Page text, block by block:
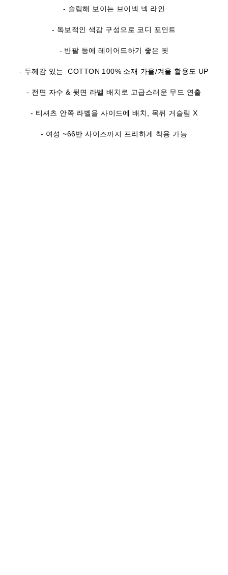
- 슬림해 보이는 브이넥 넥 라인
- 독보적인 색감 구성으로 코디 포인트
- 반팔 등에 레이어드하기 좋은 핏
- 두께감 있는 COTTON 100% 소재 가을/겨울 활용도 UP
- 전면 자수 & 뒷면 라벨 배치로 고급스러운 무드 연출
- 티셔츠 안쪽 라벨을 사이드에 배치, 목뒤 거슬림 X
- 여성 ~66반 사이즈까지 프리하게 착용 가능